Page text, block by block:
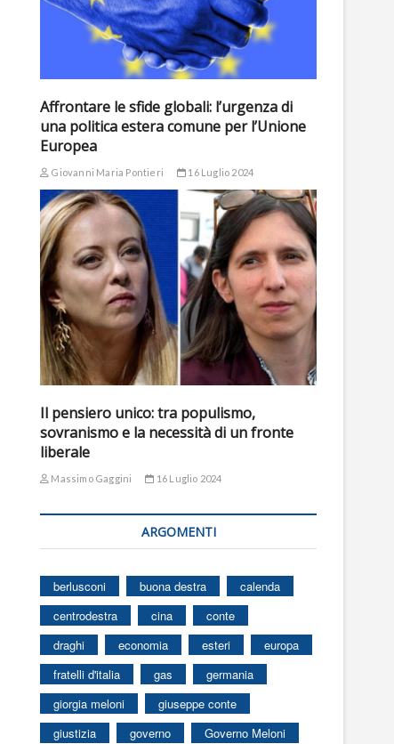
Affrontare le sfide globali: l’urgenza di
una politica estera comune per l’Unione
Europea
Giovanni Maria Pontieri 16 Luglio 2024
Il pensiero unico: tra populismo,
sovranismo e la necessità di un fronte
liberale
Massimo Gaggini 16 Luglio 2024
ARGOMENTI
berlusconi buona destra
calenda
centrodestra
cina
conte
draghi
economia esteri
europa
fratelli d'italia
gas
germania
giorgia meloni
giuseppe conte
giustizia
governo
Governo Meloni